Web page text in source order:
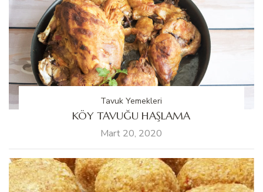
Tavuk Yemekleri
KÖY TAVUĞU HAŞLAMA
Mart 20, 2020